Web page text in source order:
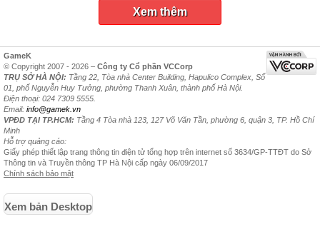
Xem thêm
GameK
© Copyright 2007 - 2026 – Công ty Cổ phần VCCorp
TRỤ SỞ HÀ NỘI: Tầng 22, Tòa nhà Center Building, Hapulico Complex, Số
01, phố Nguyễn Huy Tưởng, phường Thanh Xuân, thành phố Hà Nội.
Điện thoại: 024 7309 5555.
Email: info@gamek.vn
VPĐD TẠI TP.HCM: Tầng 4 Tòa nhà 123, 127 Võ Văn Tần, phường 6, quận 3, TP. Hồ Chí
Minh
Hỗ trợ quảng cáo:
Giấy phép thiết lập trang thông tin điện tử tổng hợp trên internet số 3634/GP-TTĐT do Sở
Thông tin và Truyền thông TP Hà Nội cấp ngày 06/09/2017
Chính sách bảo mật
Xem bản Desktop